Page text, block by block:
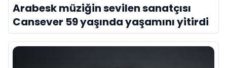
Arabesk müziğin sevilen sanatçısı
Cansever 59 yaşında yaşamını yitirdi